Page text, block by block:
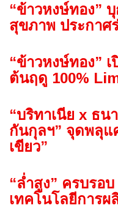
“ข้าวหงษ์ทอง”
สุขภาพ ประกาศ
“ข้าวหงษ์ทอง”
ต้นฤดู 100%
“บริทาเนีย x ธน
กันกุลฯ” จุดพลุแ
เขียว”
“ล่ำสูง” ครบรอ
เทคโนโลยีการ